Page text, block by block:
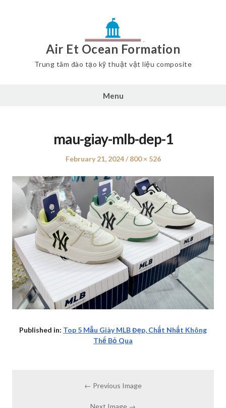
Air Et Ocean Formation
Trung tâm đào tạo kỹ thuật vật liệu composite
Menu
mau-giay-mlb-dep-1
Posted
February 21, 2024
Full
800 × 526
Published in: Top 5 Mẫu Giày MLB Đẹp, Chất Nhất Không
Thể Bỏ Qua
← Previous Image
Next Image →